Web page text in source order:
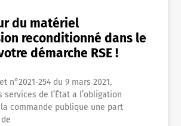
du matériel
reconditionné dans le
démarche RSE !
n°2021-254 du 9 mars 2021,
services de l’État a l’obligation
la commande publique une part